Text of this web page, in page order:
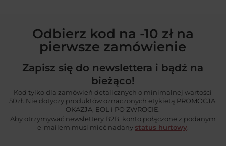
Odbierz kod na -10 zł na
pierwsze zamówienie
Zapisz się do newslettera i bądź na
bieżąco!
Kod tylko dla zamówień detalicznych o minimalnej wartości
50zł. Nie dotyczy produktów oznaczonych etykietą PROMOCJA,
OKAZJA, EOL i PO ZWROCIE.
Aby otrzymywać newslettery B2B, konto połączone z podanym
e-mailem musi mieć nadany status hurtowy.